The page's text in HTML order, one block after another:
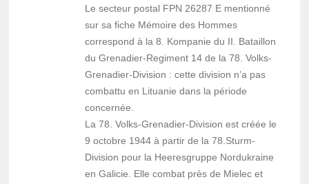
Le secteur postal FPN 26287 E mentionné
sur sa fiche Mémoire des Hommes
correspond à la 8. Kompanie du II. Bataillon
du Grenadier-Regiment 14 de la 78. Volks-
Grenadier-Division : cette division n’a pas
combattu en Lituanie dans la période
concernée.
La 78. Volks-Grenadier-Division est créée le
9 octobre 1944 à partir de la 78.Sturm-
Division pour la Heeresgruppe Nordukraine
en Galicie. Elle combat près de Mielec et